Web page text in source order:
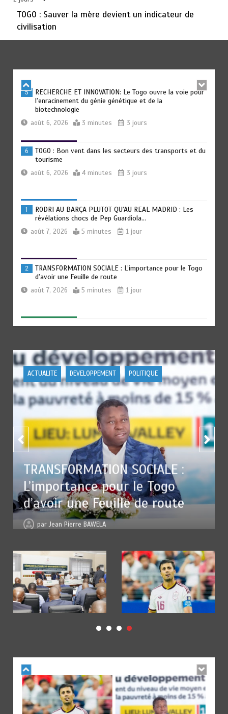
TOGO : Sauver la mère devient un indicateur de
civilisation
PREFETS: … Vers l’optimisation du service public
5
RECHERCHE ET INNOVATION: Le Togo ouvre la voie pour
l’enracinement du génie génétique et de la
biotechnologie
août 6, 2026 3 minutes 3 jours
6
TOGO : Bon vent dans les secteurs des transports et du
tourisme
août 6, 2026 4 minutes 3 jours
1
RODRI AU BARÇA PLUTOT QU’AU REAL MADRID : Les
révélations chocs de Pep Guardiola…
août 7, 2026 5 minutes 1 jour
2
TRANSFORMATION SOCIALE : L’importance pour le Togo
d’avoir une Feuille de route
août 7, 2026 5 minutes 1 jour
3
TOGO : Sauver la mère devient un indicateur de
août 7, 2026 4 minutes 2 jours
4
BLITTA / SEMINAIRE NATIONAL DES GOUVERNEURS ET
PREFETS: … Vers l’optimisation du service public
août 6, 2026 4 minutes 2 jours
:
Togo
de route
POLITIQUE
Jean Pierre BAWELA